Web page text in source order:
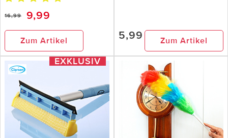
16,99 9,99
Zum Artikel 5,99 Zum Artikel
EXKLUSIV